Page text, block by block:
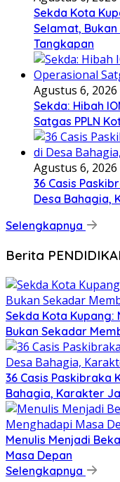
Sekda Kota
Selamat,
Tangkapan
Agustus 6, 2026
Sekda: Hibah
Satgas PPLN
Agustus 6, 2026
36 Casis
Desa Bahagia,
Selengkapnya
Berita
Sekda Kota Kupang:
Bukan Sekadar
36 Casis Paskibraka
Bahagia, Karakter
Menulis Menjadi
Masa Depan
Selengkapnya